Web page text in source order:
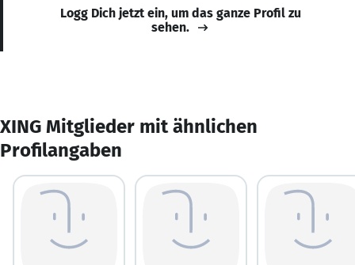
Logg Dich jetzt ein, um das ganze Profil zu
sehen.
XING Mitglieder mit ähnlichen
Profilangaben